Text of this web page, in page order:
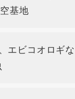
基地
エビコオロギな